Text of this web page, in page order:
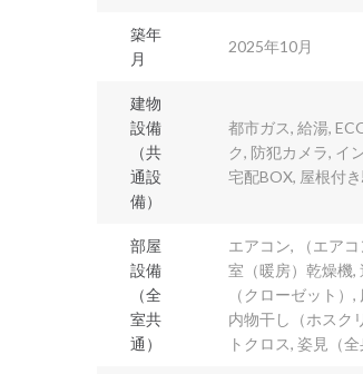
築年
月
2025年10月
建物
設備
（共
通設
備）
都市ガス, 給湯,
ク, 防犯カメラ, イ
宅配BOX, 屋根付
部屋
設備
（全
室共
通）
エアコン, （エア
室（暖房）乾燥機,
（クローゼット
内物干し（ホスク
トクロス, 姿見（